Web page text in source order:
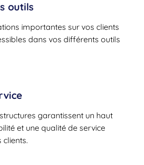
outils
importantes sur vos clients
dans vos différents outils
garantissent un haut
et une qualité de service